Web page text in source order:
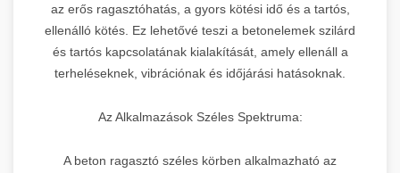
az erős ragasztóhatás, a gyors kötési idő és a tartós,
ellenálló kötés. Ez lehetővé teszi a betonelemek szilárd
és tartós kapcsolatának kialakítását, amely ellenáll a
terheléseknek, vibrációnak és időjárási hatásoknak.
Az Alkalmazások Széles Spektruma:
A beton ragasztó széles körben alkalmazható az